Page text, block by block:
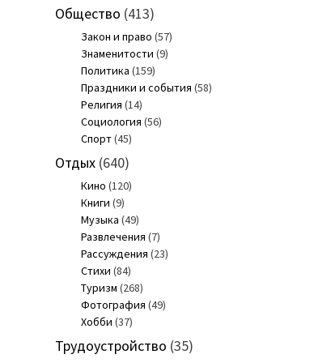
Общество (413)
Закон и право (57)
Знаменитости (9)
Политика (159)
Праздники и события (58)
Религия (14)
Социология (56)
Спорт(45)
Отдых(640)
Кино (120)
Книги (9)
Музыка (49)
Развлечения (7)
Рассуждения (23)
Стихи (84)
Туризм (268)
Фотография (49)
Хобби (37)
Трудоустройство (35)